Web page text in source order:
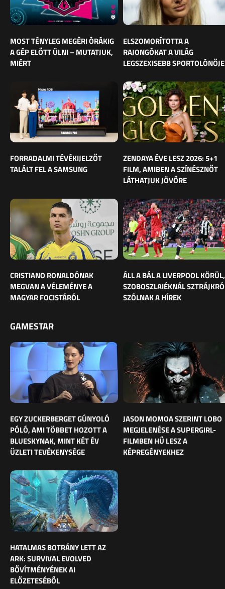
MOST TÉNYLEG MEGÉRI ÓRÁKIG
A GÉP ELŐTT ÜLNI – MUTATJUK,
MIÉRT
ELSZOMORÍTOTTA A
RAJONGÓKAT A VILÁG
LEGSZEXISEBB SPORTOLÓNŐJE
FORRADALMI TÉVÉKIJELZŐT
TALÁLT FEL A SAMSUNG
ZENDAYA ÉVE LESZ 2026: 5+1
FILM, AMIBEN A SZÍNÉSZNŐT
LÁTHATJUK JÖVŐRE
CRISTIANO RONALDÓNAK
MEGVAN A VÉLEMÉNYE A
MAGYAR FOCISTÁRÓL
ÁLL A BÁL A LIVERPOOL KÖRÜL,
SZOBOSZLAIÉKNÁL
SZÓLNAK A HÍREK
GAMESTAR
EGY ZUCKERBERGET GÚNYOLÓ
PÓLÓ, AMI TÖBBET HOZOTT A
BLUESKYNAK, MINT KÉT ÉV
ÜZLETI TEVÉKENYSÉGE
JASON MOMOA SZERINT LOBO
MEGJELENÉSE A SUPERGIRL-
FILMBEN HŰ LESZ A
KÉPREGÉNYEKHEZ
HATALMAS BOTRÁNY LETT AZ
ARK: SURVIVAL EVOLVED
BŐVÍTMÉNYÉNEK AI
ELŐZETESÉBŐL